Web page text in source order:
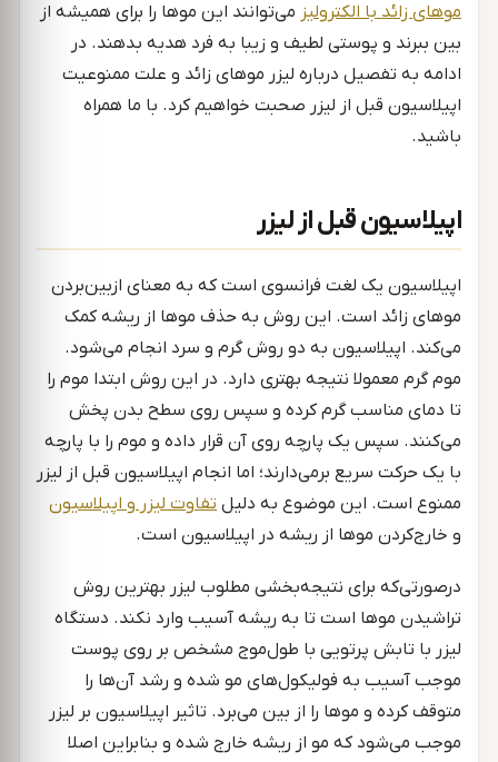
موهای زائد با الکترولیز می‌توانند این موها را برای همیشه از
بین ببرند و پوستی لطیف و زیبا به فرد هدیه بدهند. در
ادامه به تفصیل درباره لیزر موهای زائد و علت ممنوعیت
اپیلاسیون قبل از لیزر صحبت خواهیم کرد. با ما همراه
باشید.
اپیلاسیون قبل از لیزر
اپیلاسیون یک لغت فرانسوی است که به معنای ازبین‌بردن
موهای زائد است. این روش به حذف موها از ریشه کمک
می‌کند. اپیلاسیون به دو روش گرم و سرد انجام می‌شود.
موم گرم معمولا نتیجه بهتری دارد. در این روش ابتدا موم را
تا دمای مناسب گرم کرده و سپس روی سطح بدن پخش
می‌کنند. سپس یک پارچه روی آن قرار داده و موم را با پارچه
با یک حرکت سریع برمی‌دارند؛ اما انجام اپیلاسیون قبل از لیزر
ممنوع است. این موضوع به دلیل تفاوت لیزر و اپیلاسیون
و خارج‌کردن موها از ریشه در اپیلاسیون است.
درصورتی‌که برای نتیجه‌بخشی مطلوب لیزر بهترین روش
تراشیدن موها است تا به ریشه آسیب وارد نکند. دستگاه
لیزر با تابش پرتویی با طول‌موج مشخص بر روی پوست
موجب آسیب به فولیکو‌ل‌های مو شده و رشد آن‌ها را
متوقف کرده و موها را از بین می‌برد. تاثیر اپیلاسیون بر لیزر
موجب می‌شود که مو از ریشه خارج شده و بنابراین اصلا